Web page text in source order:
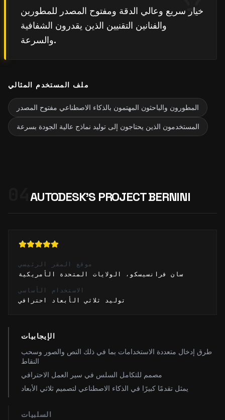
خيار سريع وعالي الدقة ومفتوح المصدر للمطورين
والفنانين التقنيين الذين يقدرون الشفافية
والسرعة.
ملف المستخدم المثالي
المطورون والباحثون المهتمون بالذكاء الاصطناعي مفتوح المصدر
المستخدمون الذين يحتاجون إلى توليد نماذج عالية الجودة بسرعة
AUTODESK'S PROJECT BERNINI
موقع المقر الرئيسي
سان فرانسيسكو، الولايات المتحدة الأمريكية
الاستخدام الأساسي
توليد ثلاثي الأبعاد احترافي
الإيجابيات
طرق إدخال متعددة الاستخدامات بما في ذلك النص والصور وسحب
النقاط
مصمم للتكامل السلس في سير العمل الاحترافي
يمثل تقدمًا كبيرًا في الذكاء الاصطناعي لتصميم ثلاثي الأبعاد
السلبيات